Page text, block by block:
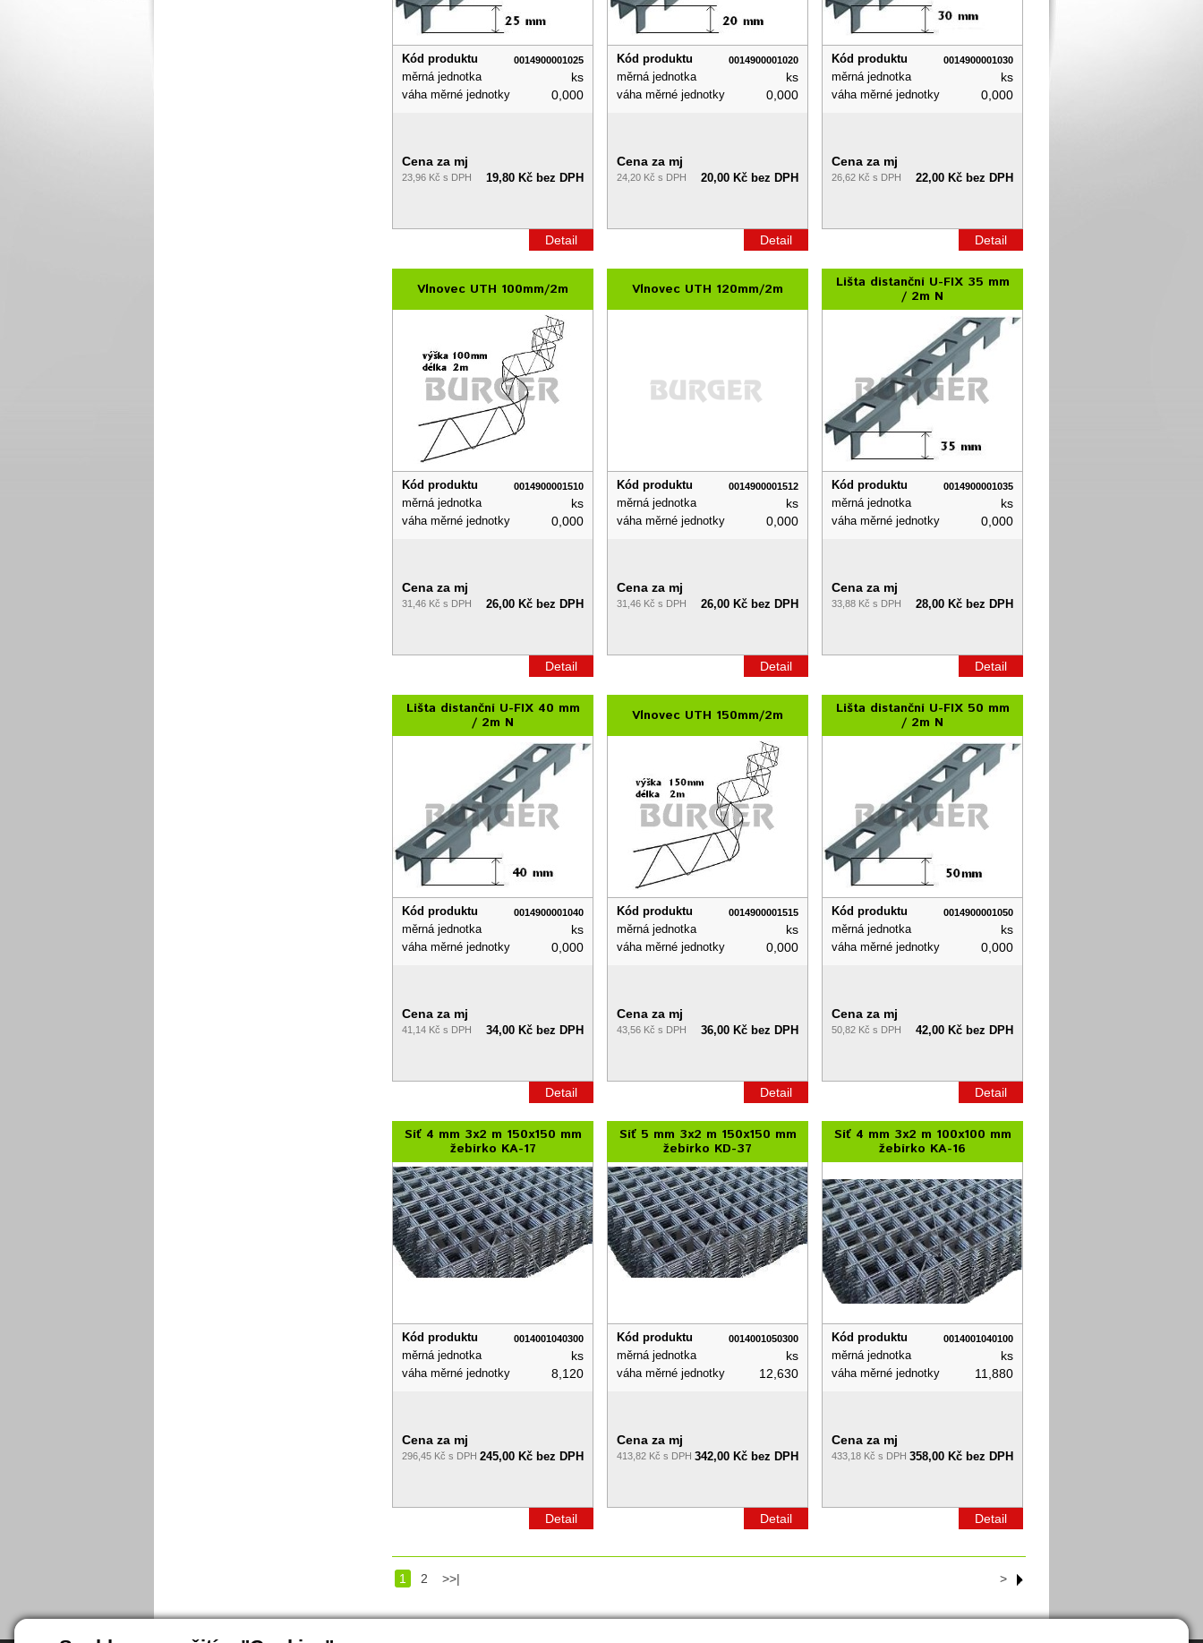
Kód produktu 0014900001025
měrná jednotka ks
váha měrné jednotky 0,000
Cena za mj
23,96 Kč s DPH 19,80 Kč bez DPH
Detail
Kód produktu 0014900001020
měrná jednotka ks
váha měrné jednotky 0,000
Cena za mj
24,20 Kč s DPH 20,00 Kč bez DPH
Detail
Kód produktu 0014900001030
měrná jednotka ks
váha měrné jednotky 0,000
Cena za mj
26,62 Kč s DPH 22,00 Kč bez DPH
Detail
Vlnovec UTH 100mm/2m
Kód produktu 0014900001510
měrná jednotka ks
váha měrné jednotky 0,000
Cena za mj
31,46 Kč s DPH 26,00 Kč bez DPH
Detail
Vlnovec UTH 120mm/2m
Kód produktu 0014900001512
měrná jednotka ks
váha měrné jednotky 0,000
Cena za mj
31,46 Kč s DPH 26,00 Kč bez DPH
Detail
Lišta distanční U-FIX 35 mm
/ 2m N
Kód produktu 0014900001035
měrná jednotka ks
váha měrné jednotky 0,000
Cena za mj
33,88 Kč s DPH 28,00 Kč bez DPH
Detail
Lišta distanční U-FIX 40 mm
/ 2m N
Kód produktu 0014900001040
měrná jednotka ks
váha měrné jednotky 0,000
Cena za mj
41,14 Kč s DPH 34,00 Kč bez DPH
Detail
Vlnovec UTH 150mm/2m
Kód produktu 0014900001515
měrná jednotka ks
váha měrné jednotky 0,000
Cena za mj
43,56 Kč s DPH 36,00 Kč bez DPH
Detail
Lišta distanční U-FIX 50 mm
/ 2m N
Kód produktu 0014900001050
měrná jednotka ks
váha měrné jednotky 0,000
Cena za mj
50,82 Kč s DPH 42,00 Kč bez DPH
Detail
Síť 4 mm 3x2 m 150x150 mm
žebírko KA-17
Kód produktu 0014001040300
měrná jednotka ks
váha měrné jednotky 8,120
Cena za mj
296,45 Kč s DPH 245,00 Kč bez DPH
Detail
Síť 5 mm 3x2 m 150x150 mm
žebírko KD-37
Kód produktu 0014001050300
měrná jednotka ks
váha měrné jednotky 12,630
Cena za mj
413,82 Kč s DPH 342,00 Kč bez DPH
Detail
Síť 4 mm 3x2 m 100x100 mm
žebírko KA-16
Kód produktu 0014001040100
měrná jednotka ks
váha měrné jednotky 11,880
Cena za mj
433,18 Kč s DPH 358,00 Kč bez DPH
Detail
1 2 >
>>|